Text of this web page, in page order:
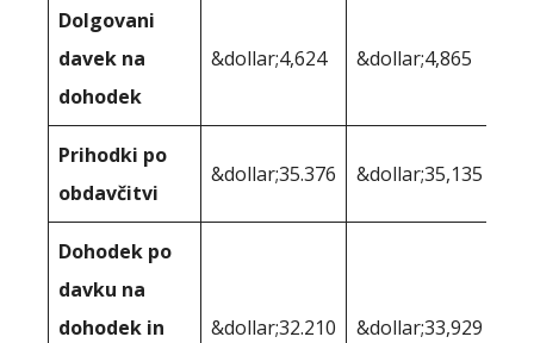
Dolgovani
davek na
dohodek
&dollar;4,624 &dollar;4,865
Prihodki po
obdavčitvi
&dollar;35.376 &dollar;35,135
Dohodek po
davku na
dohodek in
&dollar;32.210 &dollar;33,929